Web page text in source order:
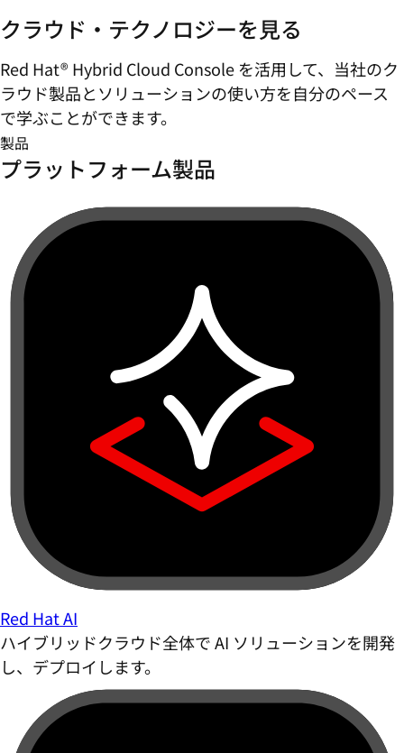
クラウド・テクノロジーを見る
Red Hat® Hybrid Cloud Console を活用して、当社のク
ラウド製品とソリューションの使い方を自分のペース
で学ぶことができます。
製品
プラットフォーム製品
Red Hat AI
ハイブリッドクラウド全体で AI ソリューションを開発
し、デプロイします。